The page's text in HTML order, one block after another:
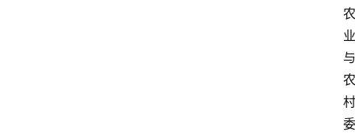
农
业
与
农
村
委